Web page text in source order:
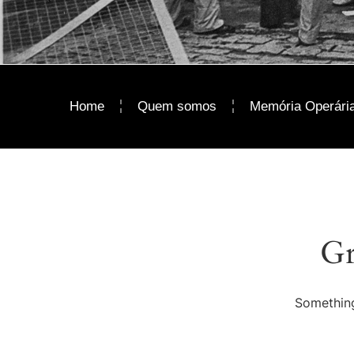
Home Quem somos Memória